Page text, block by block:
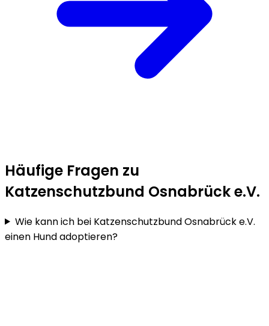
Häufige Fragen zu
Katzenschutzbund Osnabrück e.V.
Wie kann ich bei Katzenschutzbund Osnabrück e.V.
einen Hund adoptieren?